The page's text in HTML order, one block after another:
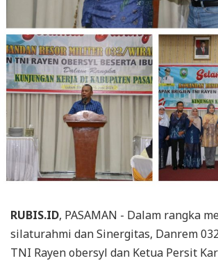
RUBIS.ID, PASAMAN - Dalam rangka
silaturahmi dan Sinergitas, Danrem
TNI Rayen obersyl dan Ketua Persit